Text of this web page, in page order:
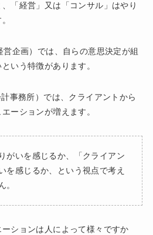
「経営」又は「コンサル」はやり
企画）では、自らの意思決定が組
いう特徴があります。
事務所）では、クライアントから
ーションが増えます。
がいを感じるか、「クライアン
を感じるか、という視点で考え
。
ションは人によって様々ですか